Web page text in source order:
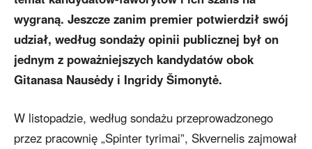
wygraną. Jeszcze zanim premier potwierdził swój
udział, według sondaży opinii publicznej był on
jednym z poważniejszych kandydatów obok
Gitanasa Nausėdy i Ingridy Šimonytė.
W listopadzie, według sondażu przeprowadzonego
przez pracownię „Spinter tyrimai”, Skvernelis zajmował